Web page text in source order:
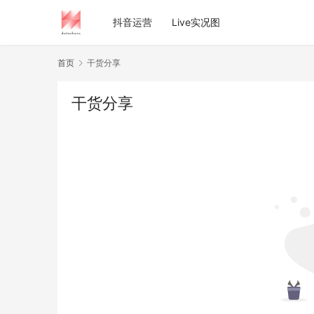
抖音运营 Live实况图
首页 干货分享
干货分享